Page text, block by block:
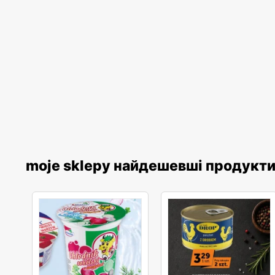
moje sklepy найдешевші продукти